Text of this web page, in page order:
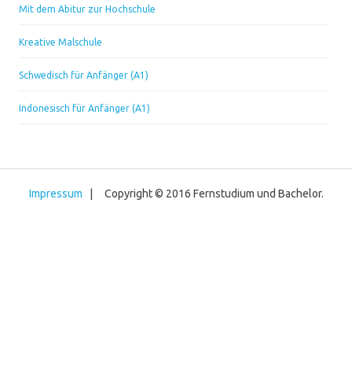
Mit dem Abitur zur Hochschule
Kreative Malschule
Schwedisch für Anfänger (A1)
Indonesisch für Anfänger (A1)
Impressum | Copyright © 2016 Fernstudium und Bachelor.